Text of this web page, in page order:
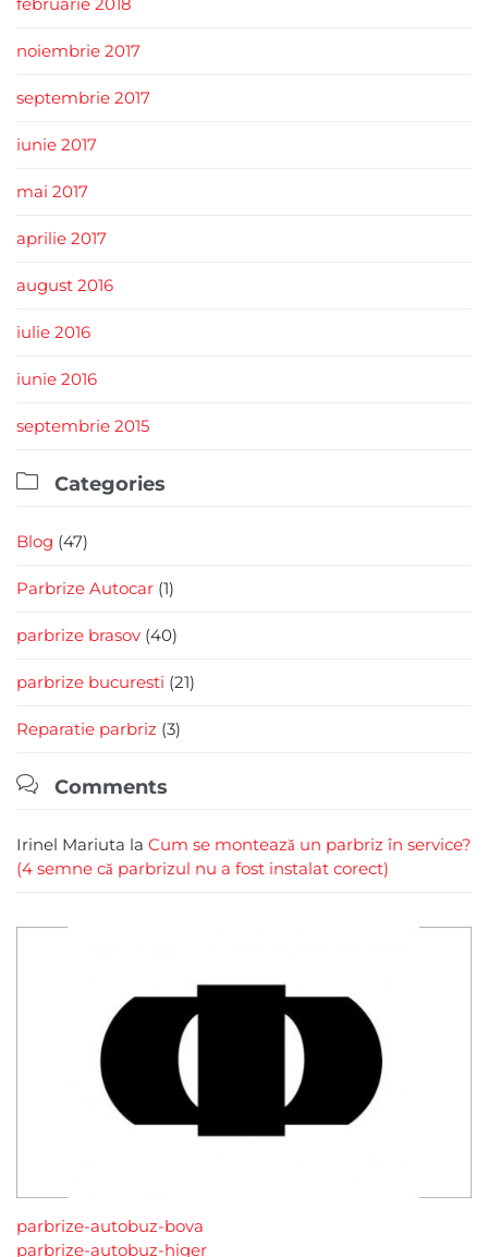
noiembrie 2017
septembrie 2017
iunie 2017
mai 2017
aprilie 2017
august 2016
iulie 2016
iunie 2016
septembrie 2015
 Categories
Blog (47)
Parbrize Autocar (1)
parbrize brasov (40)
parbrize bucuresti (21)
Reparatie parbriz (3)
 Comments
Irinel Mariuta la Cum se montează un parbriz în service?
(4 semne că parbrizul nu a fost instalat corect)
parbrize-autobuz-bova
parbrize-autobuz-higer